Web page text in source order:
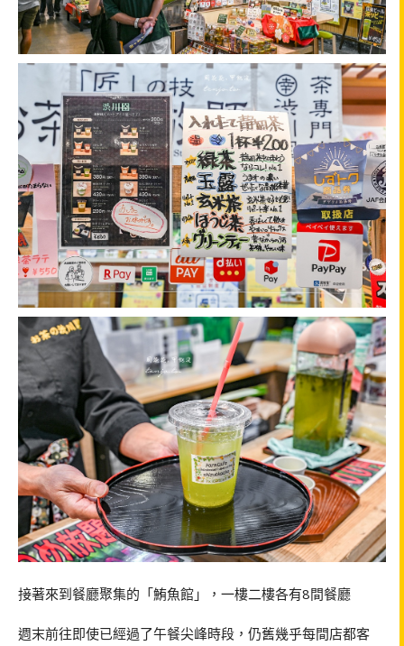
接著來到餐廳聚集的「鮪魚館」，一樓二樓各有8間餐廳
週末前往即使已經過了午餐尖峰時段，仍舊幾乎每間店都客